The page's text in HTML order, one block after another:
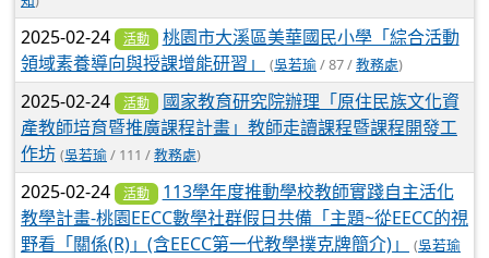
2025-02-24 活動
桃園市大溪區美華國民小學「綜合活動
領域素養導向與授課增能研習」
(吳若瑜/ 87 /教務處)
2025-02-24 活動
國家教育研究院辦理「原住民族文化資
產教師培育暨推廣課程計畫」教師走讀課程暨課程開發工
作坊 (吳若瑜/ 111 /教務處)
2025-02-24 活動
113學年度推動學校教師實踐自主活化
教學計畫-桃園EECC數學社群假日共備「主題~從EECC的視
野看「關係(R)」(含EECC第一代教學撲克牌簡介)」
(吳若瑜